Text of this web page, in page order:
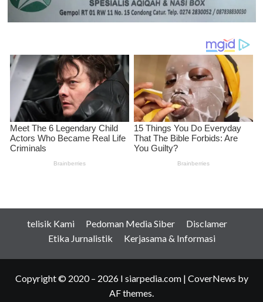
telisik Kami Pedoman Media Siber
Disclamer
Etika Jurnalistik
Kerjasama & Informasi
Copyright © 2020 – 2026 I siarpedia.com | CoverNews by
AF themes.